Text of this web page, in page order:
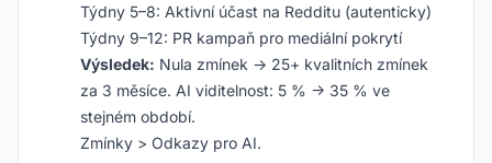
Týdny 5–8: Aktivní účast na Redditu (autenticky)
Týdny 9–12: PR kampaň pro mediální pokrytí
Výsledek: Nula zmínek → 25+ kvalitních zmínek
za 3 měsíce. AI viditelnost: 5 % → 35 % ve
stejném období.
Zmínky > Odkazy pro AI.